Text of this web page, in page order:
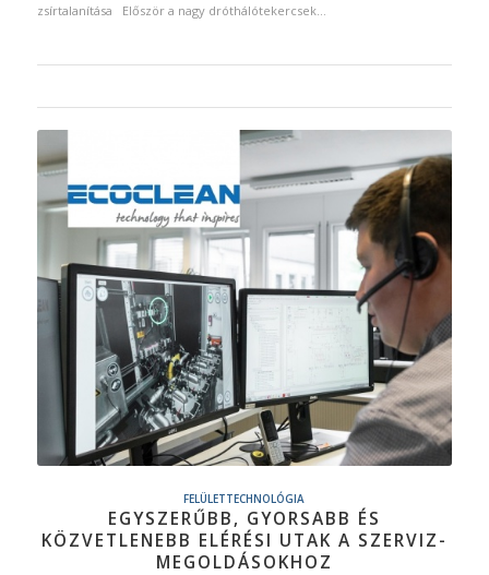
zsírtalanítása Először a nagy dróthálótekercsek…
FELÜLETTECHNOLÓGIA
EGYSZERŰBB, GYORSABB ÉS
KÖZVETLENEBB ELÉRÉSI UTAK A SZERVIZ-
MEGOLDÁSOKHOZ